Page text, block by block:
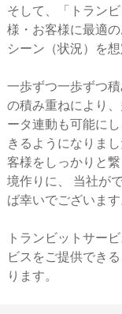
そして、「トラン
様・お客様に最適
シーン（状況）を
一歩ずつ一歩ずつ
の積み重ねにより
ータ連動も可能に
きるようになりま
客様をしっかりと
境作りに、 当社が
ば幸いでございます
トランビットサー
ビスをご提供でき
ります。